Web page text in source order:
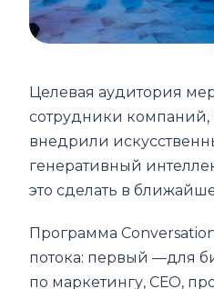
Целевая аудитория
сотрудники компаний,
внедрили
генеративный
это сделать в
Программа
потока: первый —для
по маркетингу, СЕО,